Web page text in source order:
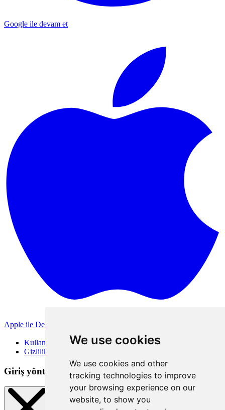
We use cookies
We use cookies and other
tracking technologies to improve
your browsing experience on our
website, to show you
Google ile devam et
Apple ile Devam Et
Kullanım Koşulları
Gizlilik Politikası
Giriş yöntemleri